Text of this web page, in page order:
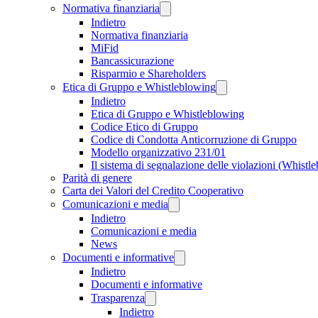
Normativa finanziaria
Indietro
Normativa finanziaria
MiFid
Bancassicurazione
Risparmio e Shareholders
Etica di Gruppo e Whistleblowing
Indietro
Etica di Gruppo e Whistleblowing
Codice Etico di Gruppo
Codice di Condotta Anticorruzione di Gruppo
Modello organizzativo 231/01
Il sistema di segnalazione delle violazioni
Parità di genere
Carta dei Valori del Credito Cooperativo
Comunicazioni e media
Indietro
Comunicazioni e media
News
Documenti e informative
Indietro
Documenti e informative
Trasparenza
Indietro